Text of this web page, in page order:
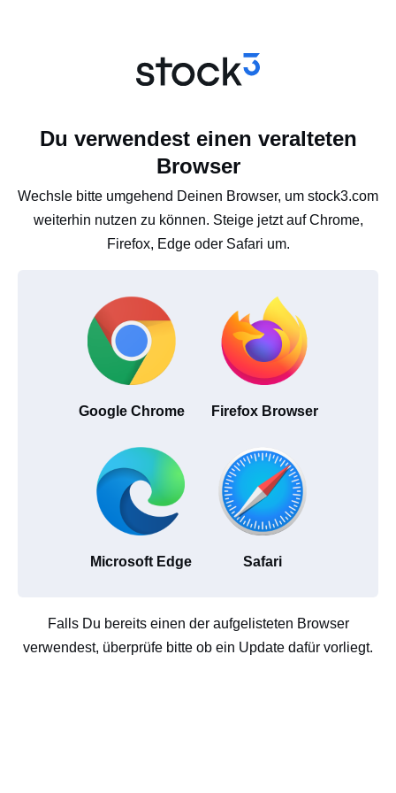
Du verwendest einen veralteten
Browser
Wechsle bitte umgehend Deinen Browser, um stock3.com
weiterhin nutzen zu können. Steige jetzt auf Chrome,
Firefox, Edge oder Safari um.
Google Chrome Firefox Browser
Microsoft Edge Safari
Falls Du bereits einen der aufgelisteten Browser
verwendest, überprüfe bitte ob ein Update dafür vorliegt.